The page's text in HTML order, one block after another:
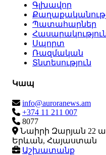
Գլխավոր
Պատահարներ
Սպորտ
Ռազմական
Տնտեսություն
Կապ
info@auroranews.am
+374 11 211 007
8077
Նաիրի Զարյան 22 ա,
Երևան, Հայաստան
Աշխատանք